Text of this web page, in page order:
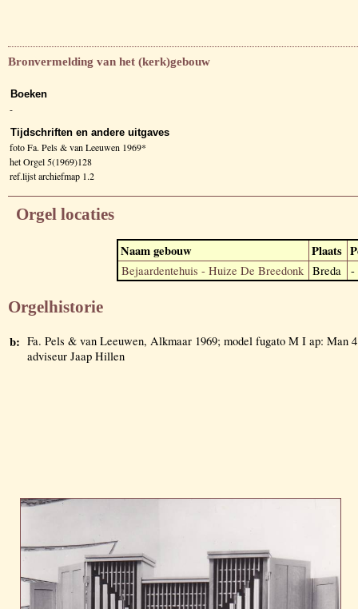
Bronvermelding van het (kerk)gebouw
Boeken
-
Tijdschriften en andere uitgaves
foto Fa. Pels & van Leeuwen 1969*
het Orgel 5(1969)128
ref.lijst archiefmap 1.2
Orgel locaties
Naam gebouw Plaats
Bejaardentehuis - Huize De Breedonk Breda -
Orgelhistorie
b: Fa. Pels & van Leeuwen, Alkmaar 1969; model fugato M I ap: Man 4
adviseur Jaap Hillen